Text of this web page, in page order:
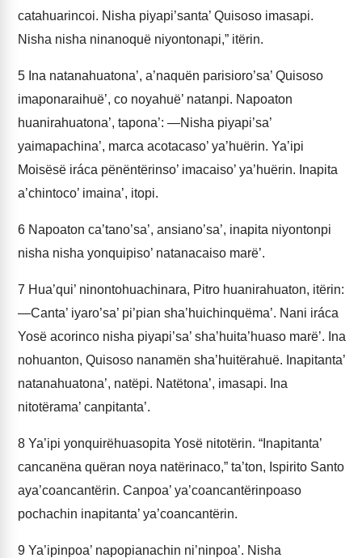
catahuarincoi. Nisha piyapi’santa’ Quisoso imasapi.
Nisha nisha ninanoquë niyontonapi,” itërin.
5 Ina natanahuatona’, a’naquën parisioro’sa’ Quisoso
imaponaraihuë’, co noyahuë’ natanpi. Napoaton
huanirahuatona’, tapona’: —Nisha piyapi’sa’
yaimapachina’, marca acotacaso’ ya’huërin. Ya’ipi
Moisësë iráca pënëntërinso’ imacaiso’ ya’huërin. Inapita
a’chintoco’ imaina’, itopi.
6 Napoaton ca’tano’sa’, ansiano’sa’, inapita niyontonpi
nisha nisha yonquipiso’ natanacaiso marë’.
7 Hua’qui’ ninontohuachinara, Pitro huanirahuaton, itërin:
—Canta’ iyaro’sa’ pi’pian sha’huichinquëma’. Nani iráca
Yosë acorinco nisha piyapi’sa’ sha’huita’huaso marë’. Ina
nohuanton, Quisoso nanamën sha’huitërahuë. Inapitanta’
natanahuatona’, natëpi. Natëtona’, imasapi. Ina
nitotërama’ canpitanta’.
8 Ya’ipi yonquirëhuasopita Yosë nitotërin. “Inapitanta’
cancanëna quëran noya natërinaco,” ta’ton, Ispirito Santo
aya’coancantërin. Canpoa’ ya’coancantërinpoaso
pochachin inapitanta’ ya’coancantërin.
9 Ya’ipinpoa’ napopianachin ni’ninpoa’. Nisha